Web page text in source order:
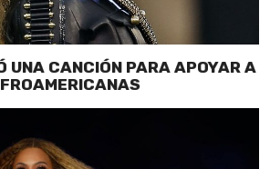
UNA CANCIÓN PARA APOYAR A